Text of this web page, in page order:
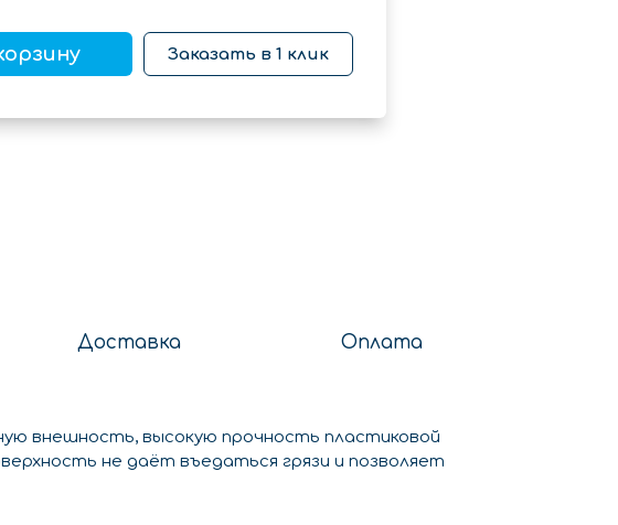
Заказать в 1 клик
Доставка Оплата
внешность, высокую прочность пластиковой
не даёт въедаться грязи и позволяет